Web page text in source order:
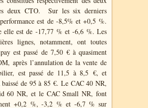
deux CTO. Sur les six derniers
est de -8,5% et +0,5 %.
elle est de -17,77 % et -6,6 %. Les
lignes, notamment, ont toutes
est passé de 7,50 € à quasiment
après l’annulation de la vente de
est passé de 11,5 à 8,5 €, et
baissé de 95 à 85 €. Le CAC 40 NR,
60 NR, et le CAC Small NR, font
+0,2 %, -3,2 % et -6,7 % sur